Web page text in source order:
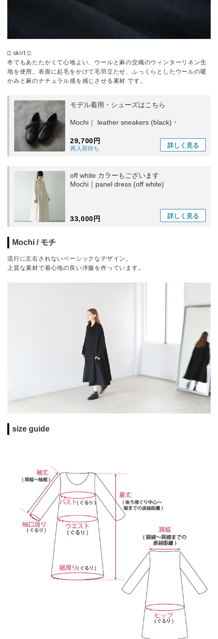
□ skirt □
冬でもあたたかくて心地よい、ウールと麻の交織のウィンターリネン生
地を使用。表面に起毛をかけて毛羽立たせ、ふっくらとしたウールの暖
かみと麻のナチュラル感を感じさせる素材 です。
モデル着用・シューズはこちら
Mochi｜ leather sneakers (black)・
29,700円
再入荷待ち 詳しく 見る
off white カラーもございます
Mochi｜panel dress (off white)
33,000円 詳しく 見る
Mochi / モチ
流行に左右されないベーシックなデザイン。
上質な素材で着心地の良い洋服を作っています。
size guide